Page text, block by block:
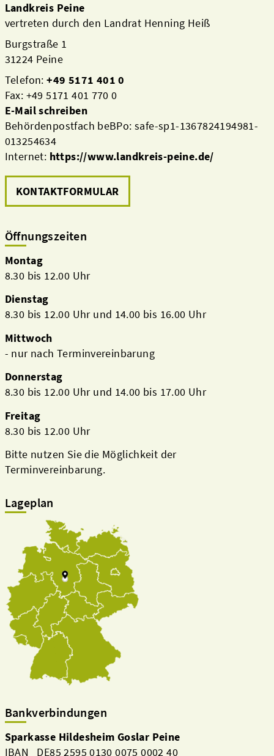
Landkreis Peine
vertreten durch den Landrat Henning Heiß
Burgstraße 1
31224 Peine
Telefon:+49 5171 401 0
Fax: +49 5171 401 770 0
E-Mail schreiben
Behördenpostfach beBPo: safe-sp1-1367824194981-
013254634
Internet: https://www.landkreis-peine.de/
KONTAKTFORMULAR
Öffnungszeiten
Montag
8.30 bis 12.00 Uhr
Dienstag
8.30 bis 12.00 Uhr und 14.00 bis 16.00 Uhr
Mittwoch
- nur nach Terminvereinbarung
Donnerstag
8.30 bis 12.00 Uhr und 14.00 bis 17.00 Uhr
Freitag
8.30 bis 12.00 Uhr
Bitte nutzen Sie die Möglichkeit der
Terminvereinbarung.
Lageplan
Bankverbindungen
Sparkasse Hildesheim Goslar Peine
IBAN DE85 2595 0130 0075 0002 40